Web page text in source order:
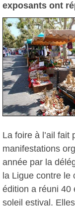
exposants ont
La foire à l’ail fait
manifestations
année par la
la Ligue contre le
édition a réuni 40
soleil estival.